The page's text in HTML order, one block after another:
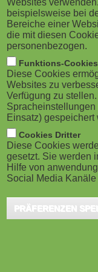
M
o
b
i
l
e
)
g
a
o
n
Hamburg, März
a.M. feiert VIWIS
jähriges Bestehen
Titel "Chat.
und Weiterbildung
betrieblichen
diskutiert, für
wird.
Websites
beispielsweise bei
Bereiche einer
die mit diesen
personenbezogen.
Funktions-Cookies
Diese Cookies
Websites zu
Verfügung zu
Einsatz) gespeichert
Cookies Dritter
Diese Cookies
gesetzt. Sie werden
Hilfe von
Social Media Kanäle
PRÄFERENZEN